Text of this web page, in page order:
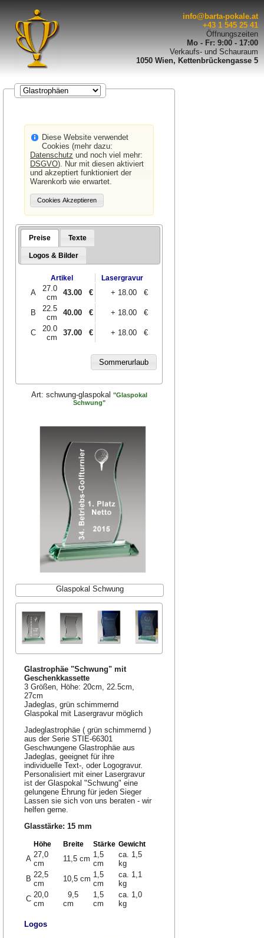
info@barta-pokale.at
+43 1 545 25 41
Öffnungszeiten
Mo - Fr: 9:00 - 17:00
Verkaufs- und Schauraum
1050 Wien, Kettenbrückengasse 5
Diese Website verwendet
Cookies (mehr dazu:
Datenschutz und noch viel mehr:
DSGVO). Nur mit diesen aktiviert
und akzeptiert funktioniert der
Warenkorb wie erwartet.
Preise Texte
Logos & Bilder
Artikel Lasergravur
A
27.0
cm
43.00 € + 18.00 €
B
22.5
cm
40.00 € + 18.00 €
C
20.0
cm
37.00 € + 18.00 €
Art: schwung-glaspokal "Glaspokal
Schwung"
Glaspokal Schwung
Glastrophäe "Schwung" mit
Geschenkkassette
3 Größen, Höhe: 20cm, 22.5cm,
27cm
Jadeglas, grün schimmernd
Glaspokal mit Lasergravur möglich
Jadeglastrophäe ( grün schimmernd )
aus der Serie STIE-66301
Geschwungene Glastrophäe aus
Jadeglas, geeignet für ihre
individuelle Text-, oder Logogravur.
Personalisiert mit einer Lasergravur
ist der Glaspokal "Schwung" eine
gelungene Ehrung für jeden Sieger
Lassen sie sich von uns beraten - wir
helfen gerne.
Glasstärke: 15 mm
Höhe Breite Stärke Gewicht
A 27,0
cm
11,5 cm 1,5
cm
ca. 1,5
kg
B 22,5
cm
10,5 cm 1,5
cm
ca. 1,1
kg
C 20,0
cm
9,5
cm
1,5
cm
ca. 1,0
kg
Logos